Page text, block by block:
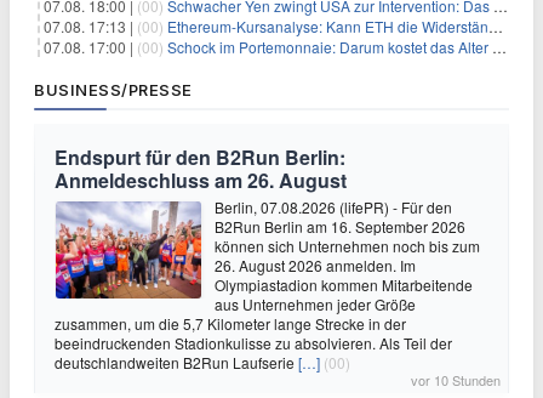
07.08. 18:00 | (00) Schwacher Yen zwingt USA zur Intervention: Das größte Risiko seit 15 Jahren
07.08. 17:13 | (00) Ethereum-Kursanalyse: Kann ETH die Widerstände der gleitenden Durchschnitte überwinden?
07.08. 17:00 | (00) Schock im Portemonnaie: Darum kostet das Alter deutlich mehr als Sie denken
BUSINESS/PRESSE
Endspurt für den B2Run Berlin:
Anmeldeschluss am 26. August
Berlin, 07.08.2026 (lifePR) - Für den
B2Run Berlin am 16. September 2026
können sich Unternehmen noch bis zum
26. August 2026 anmelden. Im
Olympiastadion kommen Mitarbeitende
aus Unternehmen jeder Größe
zusammen, um die 5,7 Kilometer lange Strecke in der
beeindruckenden Stadionkulisse zu absolvieren. Als Teil der
deutschlandweiten B2Run Laufserie […] (00)
vor 10 Stunden